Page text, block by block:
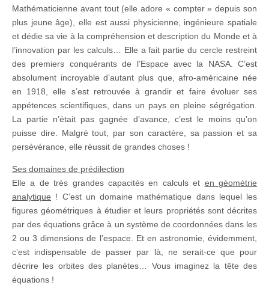
Mathématicienne avant tout (elle adore « compter » depuis son
plus jeune âge), elle est aussi physicienne, ingénieure spatiale
et dédie sa vie à la compréhension et description du Monde et à
l’innovation par les calculs… Elle a fait partie du cercle restreint
des premiers conquérants de l’Espace avec la NASA. C’est
absolument incroyable d’autant plus que, afro-américaine née
en 1918, elle s’est retrouvée à grandir et faire évoluer ses
appétences scientifiques, dans un pays en pleine ségrégation.
La partie n’était pas gagnée d’avance, c’est le moins qu’on
puisse dire. Malgré tout, par son caractère, sa passion et sa
persévérance, elle réussit de grandes choses !
Ses domaines de prédilection
Elle a de très grandes capacités en calculs et en géométrie
analytique ! C’est un domaine mathématique dans lequel les
figures géométriques à étudier et leurs propriétés sont décrites
par des équations grâce à un système de coordonnées dans les
2 ou 3 dimensions de l’espace. Et en astronomie, évidemment,
c’est indispensable de passer par là, ne serait-ce que pour
décrire les orbites des planètes… Vous imaginez la tête des
équations !